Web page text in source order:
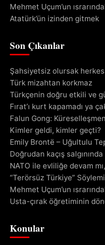
Mehmet Uçum’un
Atatürk’ün izinden gitmek
Son Çıkanlar
Şahsiyetsiz olursak
Türk mizahtan korkmaz
Türkçenin doğru etkili ve
Fırat’ı kurt kapamadı ya
Falun Gong:
Kimler geldi, kimler geçti?
Emily Brontë – Uğultulu
Doğrudan kaçış
NATO ile evliliğe devam
“Terörsüz Türkiye”
Mehmet Uçum’un
Usta-çırak öğretiminin
Konular